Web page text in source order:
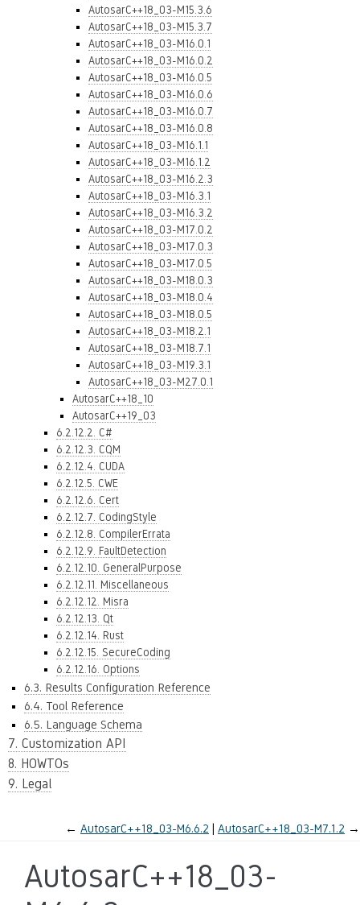
AutosarC++18_03-M15.3.6
AutosarC++18_03-M15.3.7
AutosarC++18_03-M16.0.1
AutosarC++18_03-M16.0.2
AutosarC++18_03-M16.0.5
AutosarC++18_03-M16.0.6
AutosarC++18_03-M16.0.7
AutosarC++18_03-M16.0.8
AutosarC++18_03-M16.1.1
AutosarC++18_03-M16.1.2
AutosarC++18_03-M16.2.3
AutosarC++18_03-M16.3.1
AutosarC++18_03-M16.3.2
AutosarC++18_03-M17.0.2
AutosarC++18_03-M17.0.3
AutosarC++18_03-M17.0.5
AutosarC++18_03-M18.0.3
AutosarC++18_03-M18.0.4
AutosarC++18_03-M18.0.5
AutosarC++18_03-M18.2.1
AutosarC++18_03-M18.7.1
AutosarC++18_03-M19.3.1
AutosarC++18_03-M27.0.1
AutosarC++18_10
AutosarC++19_03
6.2.12.2. C#
6.2.12.3. CQM
6.2.12.4. CUDA
6.2.12.5. CWE
6.2.12.6. Cert
6.2.12.7. CodingStyle
6.2.12.8. CompilerErrata
6.2.12.9. FaultDetection
6.2.12.10. GeneralPurpose
6.2.12.11. Miscellaneous
6.2.12.12. Misra
6.2.12.13. Qt
6.2.12.14. Rust
6.2.12.15. SecureCoding
6.2.12.16. Options
6.3. Results Configuration Reference
6.4. Tool Reference
6.5. Language Schema
7. Customization API
8. HOWTOs
9. Legal
← AutosarC++18_03-M6.6.2 AutosarC++18_03-M7.1.2 →
AutosarC++18_03-